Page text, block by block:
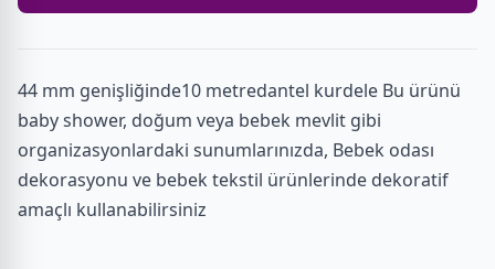
44 mm genişliğinde10 metredantel kurdele Bu ürünü
baby shower, doğum veya bebek mevlit gibi
organizasyonlardaki sunumlarınızda, Bebek odası
dekorasyonu ve bebek tekstil ürünlerinde dekoratif
amaçlı kullanabilirsiniz